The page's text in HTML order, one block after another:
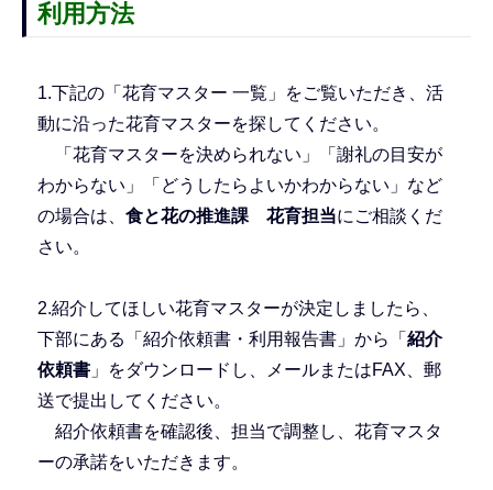
利用方法
1.下記の「花育マスター 一覧」をご覧いただき、活
動に沿った花育マスターを探してください。
「花育マスターを決められない」「謝礼の目安が
わからない」「どうしたらよいかわからない」など
の場合は、 食と花の推進課 花育担当にご相談くだ
さい。
2.紹介してほしい花育マスターが決定しましたら、
下部にある「紹介依頼書・利用報告書」から「 紹介
依頼書」をダウンロードし、メールまたはFAX、郵
送で提出してください。
紹介依頼書を確認後、担当で調整し、花育マスタ
ーの承諾をいただきます。